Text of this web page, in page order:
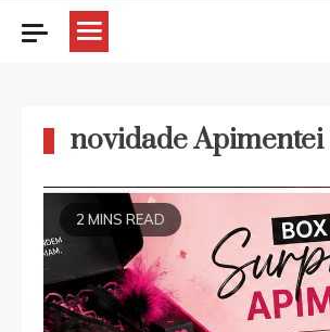
novidade Apimentei
2 MINS READ